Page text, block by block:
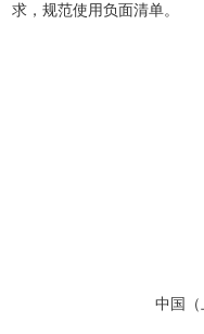
求，规范使用负面清单。
中国